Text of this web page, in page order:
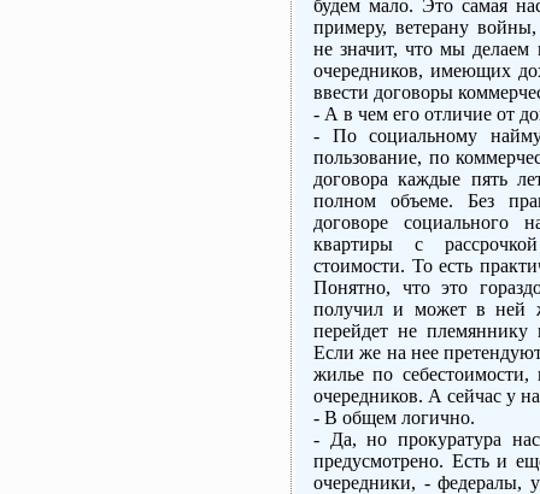
будем мало. Это самая
примеру, ветерану
не значит, что мы
очередников, имеющих
ввести договоры
- А в чем его отличие от
- По социальному найму
пользование, по
договора каждые пять
полном объеме. Без
договоре социального
квартиры с
стоимости. То есть
Понятно, что это
получил и может в ней
перейдет не племяннику
Если же на нее
жилье по
очередников. А сейчас у
- В общем логично.
- Да, но прокуратура
предусмотрено. Есть и
очередники, - федералы,